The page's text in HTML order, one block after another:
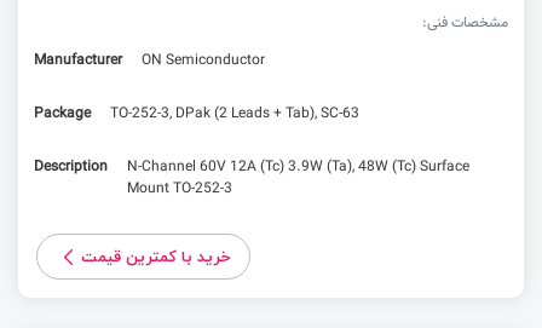
مشخصات فنی:
Manufacturer
ON Semiconductor
Package TO-252-3, DPak (2 Leads + Tab), SC-63
Description
N-Channel 60V 12A (Tc) 3.9W (Ta), 48W (Tc) Surface
Mount TO-252-3
خرید با کمترین قیمت